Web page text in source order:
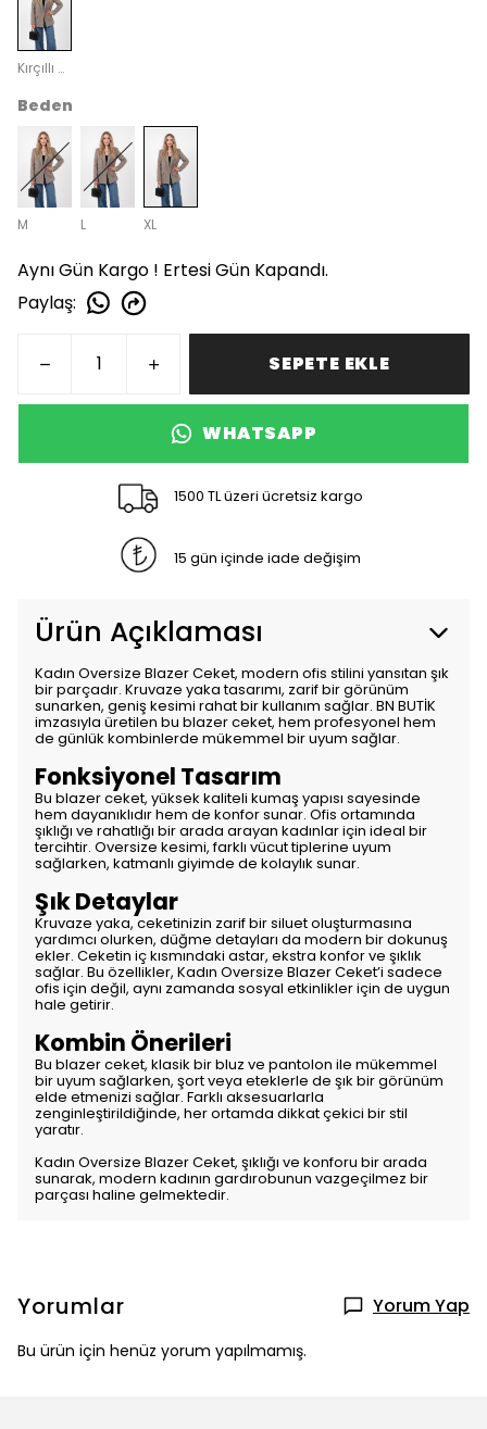
Kırçıllı Açık Kahve
Beden
M L XL
Aynı Gün Kargo ! Ertesi Gün Kapandı.
Paylaş:
SEPETE EKLE
WHATSAPP
1500 TL üzeri ücretsiz kargo
15 gün içinde iade değişim
Ürün Açıklaması
Kadın Oversize Blazer Ceket, modern ofis stilini yansıtan şık
bir parçadır. Kruvaze yaka tasarımı, zarif bir görünüm
sunarken, geniş kesimi rahat bir kullanım sağlar. BN BUTİK
imzasıyla üretilen bu blazer ceket, hem profesyonel hem
de günlük kombinlerde mükemmel bir uyum sağlar.
Fonksiyonel Tasarım
Bu blazer ceket, yüksek kaliteli kumaş yapısı sayesinde
hem dayanıklıdır hem de konfor sunar. Ofis ortamında
şıklığı ve rahatlığı bir arada arayan kadınlar için ideal bir
tercihtir. Oversize kesimi, farklı vücut tiplerine uyum
sağlarken, katmanlı giyimde de kolaylık sunar.
Şık Detaylar
Kruvaze yaka, ceketinizin zarif bir siluet oluşturmasına
yardımcı olurken, düğme detayları da modern bir dokunuş
ekler. Ceketin iç kısmındaki astar, ekstra konfor ve şıklık
sağlar. Bu özellikler, Kadın Oversize Blazer Ceket’i sadece
ofis için değil, aynı zamanda sosyal etkinlikler için de uygun
hale getirir.
Kombin Önerileri
Bu blazer ceket, klasik bir bluz ve pantolon ile mükemmel
bir uyum sağlarken, şort veya eteklerle de şık bir görünüm
elde etmenizi sağlar. Farklı aksesuarlarla
zenginleştirildiğinde, her ortamda dikkat çekici bir stil
yaratır.
Kadın Oversize Blazer Ceket, şıklığı ve konforu bir arada
sunarak, modern kadının gardırobunun vazgeçilmez bir
parçası haline gelmektedir.
Yorumlar Yorum Yap
Bu ürün için henüz yorum yapılmamış.